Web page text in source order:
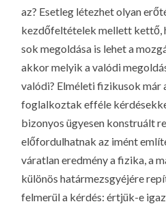
az? Esetleg létezhet olyan
kezdőfeltételek mellett kettő,
sok megoldása is lehet a
akkor melyik a valódi
valódi? Elméleti fizikusok már
foglalkoztak efféle
bizonyos ügyesen konstruált
előfordulhatnak az imént
váratlan eredmény a fizika, a
különös határmezsgyéjére
felmerül a kérdés: értjük-e